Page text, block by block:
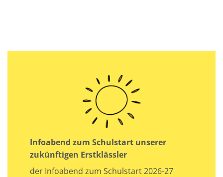
Infoabend zum Schulstart unserer
zukünftigen Erstklässler
der Infoabend zum Schulstart 2026-27